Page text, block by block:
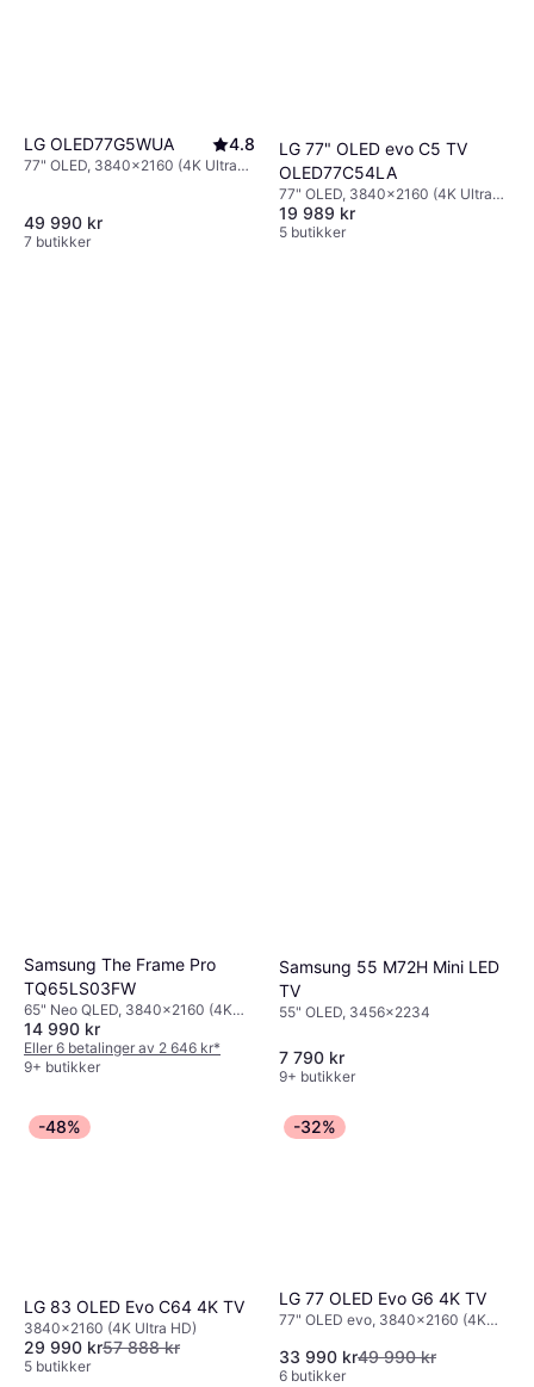
LG OLED77G5WUA 4.8
77" OLED, 3840x2160 (4K Ultra
49 990 kr
7 butikker
LG 77" OLED evo C5 TV
OLED77C54LA
77" OLED, 3840x2160 (4K Ultra
HD), Smart TV
19 989 kr
5 butikker
Samsung The Frame Pro
TQ65LS03FW
65" Neo QLED, 3840x2160 (4K
Ultra HD), Smart TV
14 990 kr
Eller 6 betalinger av 2 646 kr*
9+ butikker
Samsung 55 M72H Mini LED
TV
55" OLED, 3456x2234
7 790 kr
9+ butikker
-48%
LG 83 OLED Evo C64 4K TV
3840x2160 (4K Ultra HD)
29 990 kr57 888 kr
5 butikker
-32%
LG 77 OLED Evo G6 4K TV
77" OLED evo, 3840x2160 (4K
33 990 kr49 990 kr
6 butikker